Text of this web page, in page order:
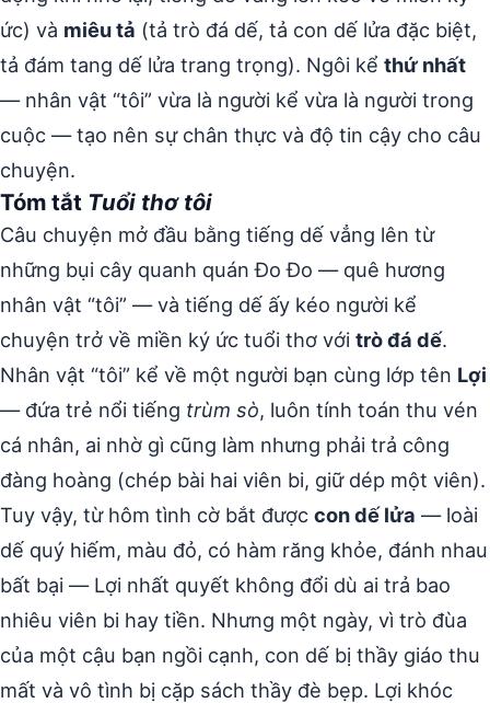
ức) và miêu tả (tả trò đá dế, tả con dế lửa đặc biệt,
tả đám tang dế lửa trang trọng). Ngôi kể thứ nhất
— nhân vật “tôi” vừa là người kể vừa là người trong
cuộc — tạo nên sự chân thực và độ tin cậy cho câu
chuyện.
Tóm tắt Tuổi thơ tôi
Câu chuyện mở đầu bằng tiếng dế vẳng lên từ
những bụi cây quanh quán Đo Đo — quê hương
nhân vật “tôi” — và tiếng dế ấy kéo người kể
chuyện trở về miền ký ức tuổi thơ với trò đá dế.
Nhân vật “tôi” kể về một người bạn cùng lớp tên Lợi
— đứa trẻ nổi tiếng trùm sò, luôn tính toán thu vén
cá nhân, ai nhờ gì cũng làm nhưng phải trả công
đàng hoàng (chép bài hai viên bi, giữ dép một viên).
Tuy vậy, từ hôm tình cờ bắt được con dế lửa — loài
dế quý hiếm, màu đỏ, có hàm răng khỏe, đánh nhau
bất bại — Lợi nhất quyết không đổi dù ai trả bao
nhiêu viên bi hay tiền. Nhưng một ngày, vì trò đùa
của một cậu bạn ngồi cạnh, con dế bị thầy giáo thu
mất và vô tình bị cặp sách thầy đè bẹp. Lợi khóc